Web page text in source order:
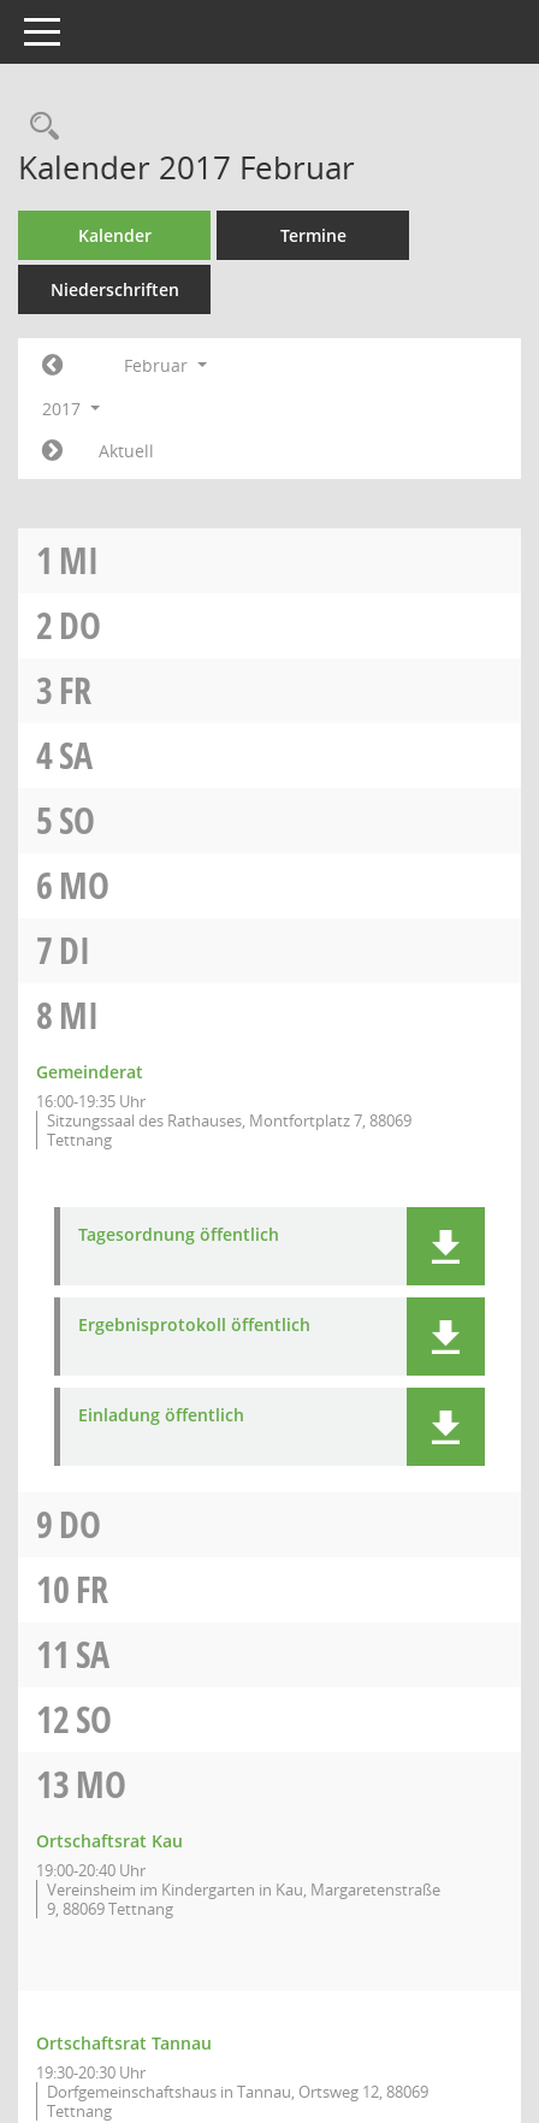
Toggle navigation
Rechercheauswahl
Kalender 2017 Februar
Kalender Termine
Niederschriften
Februar
2017
Aktuell
1 MI
2DO
3FR
4SA
5SO
6MO
7DI
8MI
Gemeinderat
16:00-19:35 Uhr
Sitzungssaal des Rathauses, Montfortplatz 7, 88069
Tettnang
Tagesordnung öffentlich
Ergebnisprotokoll öffentlich
Einladung öffentlich
9DO
10FR
11 SA
12SO
13MO
Ortschaftsrat Kau
19:00-20:40 Uhr
Vereinsheim im Kindergarten in Kau, Margaretenstraße
9, 88069 Tettnang
Ortschaftsrat Tannau
19:30-20:30 Uhr
Dorfgemeinschaftshaus in Tannau, Ortsweg 12, 88069
Tettnang